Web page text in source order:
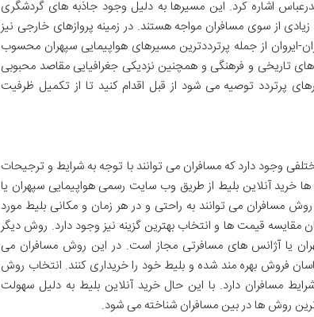
اشاره کرد. این مسیرها به دلیل وجود جاذبه های گردشگری
از سوی مسافران مواجه هستند. در زمینه پروازهای خارجی نیز
ایروان از جمله پرترددترین مسیرهای هواپیمایی سپهران محسوب
تاریخی و فرهنگی و همچنین نزدیکی جغرافیایی مقاصد محبوبی
پرتردد توصیه می شود از قبل اقدام کنید تا از تکمیل ظرفیت
وجود دارد که مسافران می توانند با توجه به شرایط و ترجیحات
خرید آنلاین بلیط از طریق وب سایت رسمی هواپیمایی سپهران یا
مسافران می توانند به راحتی و در هر زمان و مکانی بلیط مورد
قیمت ها و انتخاب بهترین گزینه نیز وجود دارد. روش دیگر
یا آژانس های مسافرتی مجاز است. در این روش مسافران می
فروش بهره مند شده و بلیط خود را خریداری کنند. انتخاب روش
مسافران دارد. با این حال خرید آنلاین بلیط به دلیل سهولت
روش ها در بین مسافران شناخته می شود.